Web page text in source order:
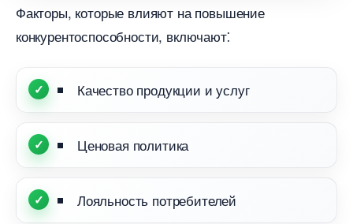
Факторы, которые влияют на повышение
конкурентоспособности, включают⁚
Качество продукции и услу
Ценовая политика
Лояльность потребителей